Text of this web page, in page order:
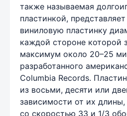
также называемая
пластинкой,
виниловую пластинку
каждой стороне которой
максимум около 20–25
разработанного
Columbia Records.
из восьми, десяти или
зависимости от их
со скоростью 33 и 1/3